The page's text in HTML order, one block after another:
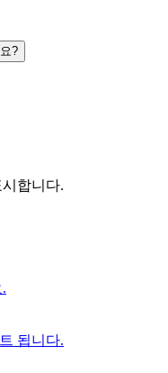
?
합니다.
됩니다.